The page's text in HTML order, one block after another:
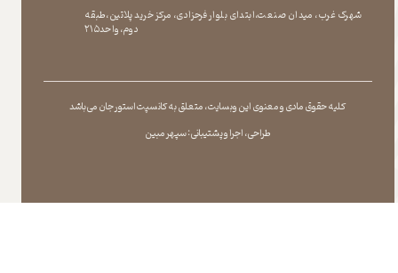
کلیه حقوق مادی و معنوی این وبسایت ، متعلق به کانسپت استور جان می باشد
طراحی ، اجرا و پشتیبانی : سپهر مبین
شهرک غرب، میدان صنعت،ابتدای بلوار فرحزادی، مرکز خرید پلاتین،طبقه
دوم،واحد۲۱۵